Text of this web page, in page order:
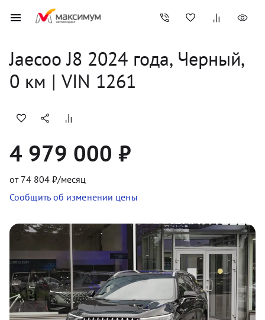
Jaecoo J8 2024 года, Черный,
0 км | VIN 1261
4 979 000 ₽
от 74 804 ₽/месяц
Сообщить об изменении цены